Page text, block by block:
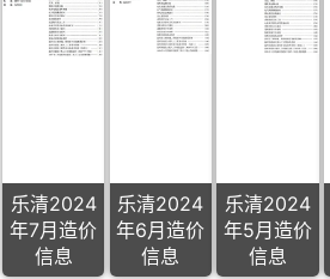
乐清2024
年7月造价
信息
乐清2024
年6月造价
信息
乐清2024
年5月造价
信息